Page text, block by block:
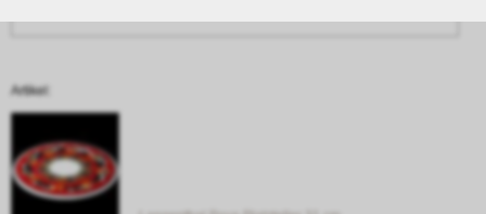
Artikel: